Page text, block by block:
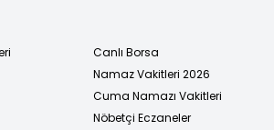
Canlı Borsa
Namaz Vakitleri 2026
Cuma Namazı Vakitleri
Nöbetçi Eczaneler